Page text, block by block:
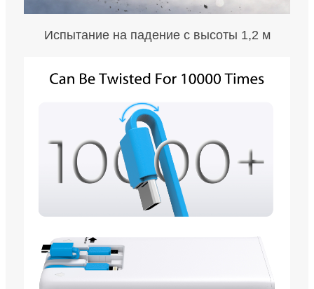
Испытание на падение с высоты 1,2 м